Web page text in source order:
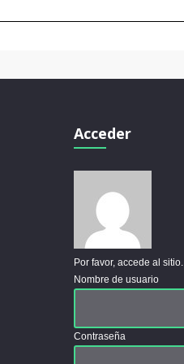
Acceder
Por favor, accede al sitio.
Nombre de usuario
Contraseña